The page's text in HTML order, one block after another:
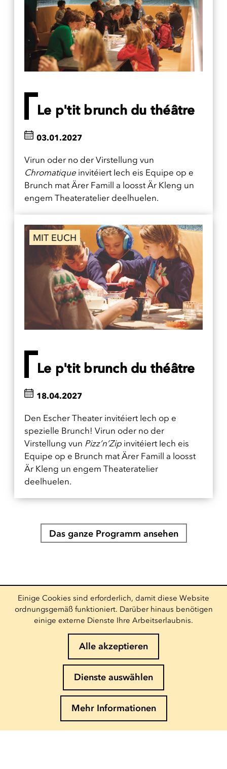
Le p'tit brunch du théâtre
Virun oder no der Virstellung vun
Chromatique invitéiert Iech eis Equipe op e
Brunch mat Ärer Famill a loosst Är Kleng un
engem Theateratelier deelhuelen.
03.01.2027
MIT EUCH
Le p'tit brunch du théâtre
Den Escher Theater invitéiert Iech op e
spezielle Brunch! Virun oder no der
Virstellung vun Pizz’n’Zip invitéiert Iech eis
Equipe op e Brunch mat Ärer Famill a loosst
Är Kleng un engem Theateratelier
deelhuelen.
18.04.2027
Das ganze Programm ansehen
Info und Buchung
(+352) 27 54 - 5010 ou - 5020
Email senden
Folgen Sie uns
Newsletter abonnieren
E-Mail eingeben
Einige Cookies sind erforderlich, damit diese Website
ordnungsgemäß funktioniert. Darüber hinaus benötigen
einige externe Dienste Ihre Arbeitserlaubnis.
Alle akzeptieren
Dienste auswählen
Mehr Informationen